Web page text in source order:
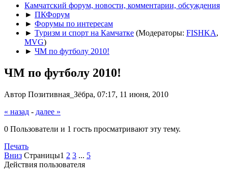
Камчатский форум, новости, комментарии, обсуждения
► ПКФорум
► Форумы по интересам
► Туризм и спорт на Камчатке (Модераторы: FISHKA,
MVG)
► ЧМ по футболу 2010!
ЧМ по футболу 2010!
Автор Позитивная_Зёбра, 07:17, 11 июня, 2010
« назад - далее »
0 Пользователи и 1 гость просматривают эту тему.
Печать
Вниз Страницы1 2 3 ... 5
Действия пользователя